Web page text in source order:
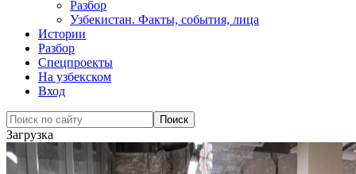
Разбор
Узбекистан. Факты, события, лица
Истории
Разбор
Спецпроекты
На узбекском
Вход
Загрузка